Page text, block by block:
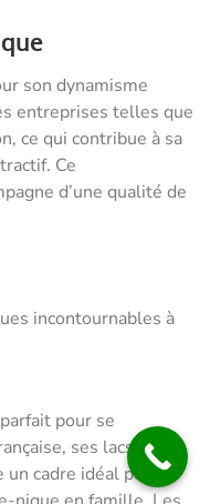
son dynamisme
entreprises telles que
ce qui contribue à sa
Ce
d’une qualité de
incontournables à
pour se
ses lacs et ses
cadre idéal pour